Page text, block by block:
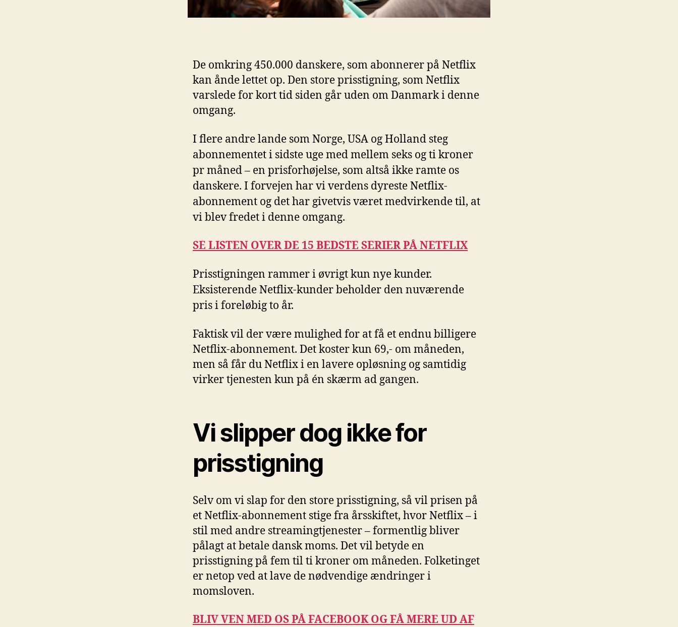
De omkring 450.000 danskere, som abonnerer på Netflix
kan ånde lettet op. Den store prisstigning, som Netflix
varslede for kort tid siden går uden om Danmark i denne
omgang.
I flere andre lande som Norge, USA og Holland steg
abonnementet i sidste uge med mellem seks og ti kroner
pr måned – en prisforhøjelse, som altså ikke ramte os
danskere. I forvejen har vi verdens dyreste Netflix-
abonnement og det har givetvis været medvirkende til, at
vi blev fredet i denne omgang.
SE LISTEN OVER DE 15 BEDSTE SERIER PÅ NETFLIX
Prisstigningen rammer i øvrigt kun nye kunder.
Eksisterende Netflix-kunder beholder den nuværende
pris i foreløbig to år.
Faktisk vil der være mulighed for at få et endnu billigere
Netflix-abonnement. Det koster kun 69,- om måneden,
men så får du Netflix i en lavere opløsning og samtidig
virker tjenesten kun på én skærm ad gangen.
Vi slipper dog ikke for
prisstigning
Selv om vi slap for den store prisstigning, så vil prisen på
et Netflix-abonnement stige fra årsskiftet, hvor Netflix – i
stil med andre streamingtjenester – formentlig bliver
pålagt at betale dansk moms. Det vil betyde en
prisstigning på fem til ti kroner om måneden. Folketinget
er netop ved at lave de nødvendige ændringer i
momsloven.
BLIV VEN MED OS PÅ FACEBOOK OG FÅ MERE UD AF